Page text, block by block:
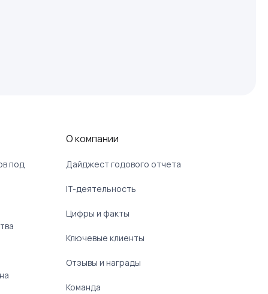
под
О компании
Дайджест годового отчета
IT-деятельность
Цифры и факты
Ключевые клиенты
Отзывы и награды
Команда